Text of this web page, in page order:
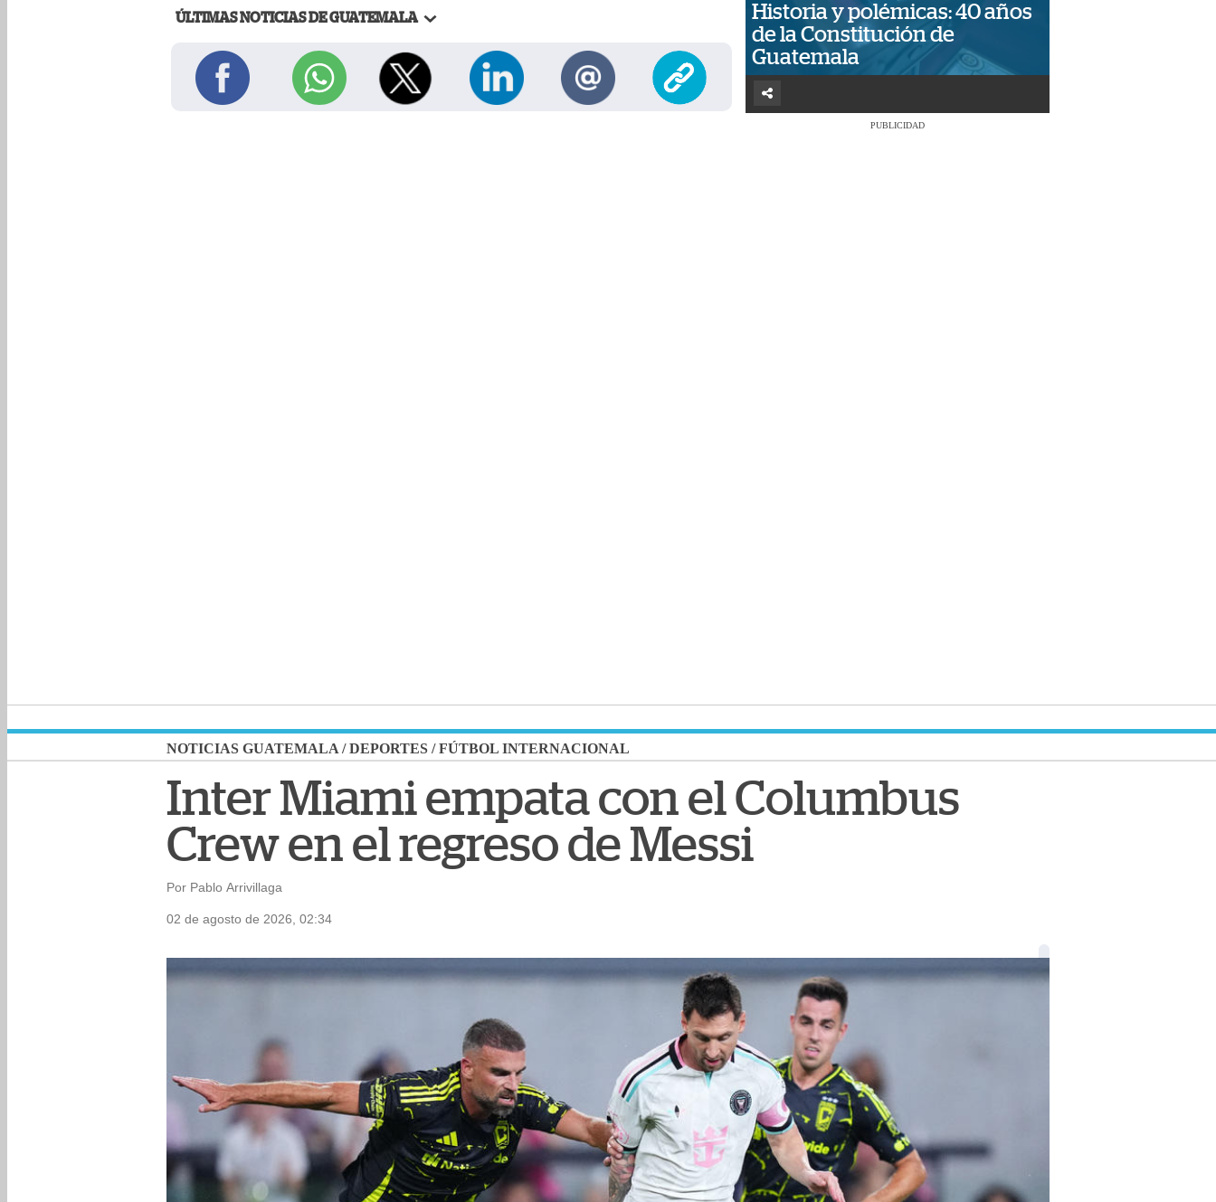
ÚLTIMAS NOTICIAS DE GUATEMALA
Historia y polémicas: 40 años
de la Constitución de
Guatemala
PUBLICIDAD
NOTICIAS GUATEMALA /DEPORTES /FÚTBOL INTERNACIONAL
Inter Miami empata con el Columbus
Crew en el regreso de Messi
Por Pablo Arrivillaga
02 de agosto de 2026, 02:34